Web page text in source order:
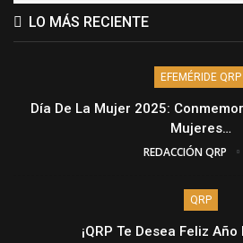
LO MÁS RECIENTE
EFEMÉRIDE QRP
Día De La Mujer 2025:
Mujeres…
REDACCIÓN QRP
QRP
¡QRP Te Desea Feliz